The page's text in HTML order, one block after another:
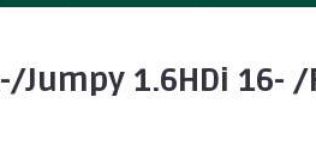
1.6HDi 16- /